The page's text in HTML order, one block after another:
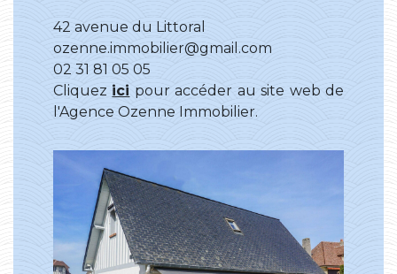
42 avenue du Littoral
ozenne.immobilier@gmail.com
02 31 81 05 05
Cliquez ici pour accéder au site web de
l'Agence Ozenne Immobilier.